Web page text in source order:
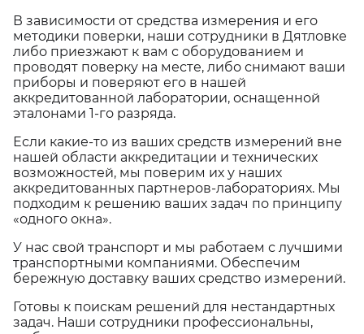
В зависимости от средства измерения и его
методики поверки, наши сотрудники в Дятловке
либо приезжают к вам с оборудованием и
проводят поверку на месте, либо снимают ваши
приборы и поверяют его в нашей
аккредитованной лаборатории, оснащенной
эталонами 1-го разряда.
Если какие-то из ваших средств измерений вне
нашей области аккредитации и технических
возможностей, мы поверим их у наших
аккредитованных партнеров-лабораториях. Мы
подходим к решению ваших задач по принципу
«одного окна».
У нас свой транспорт и мы работаем с лучшими
транспортными компаниями. Обеспечим
бережную доставку ваших средство измерений.
Готовы к поискам решений для нестандартных
задач. Наши сотрудники профессиональны,